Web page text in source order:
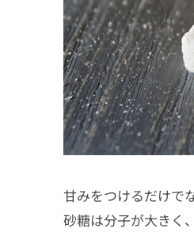
甘みをつけるだけで
砂糖は分子が大きく